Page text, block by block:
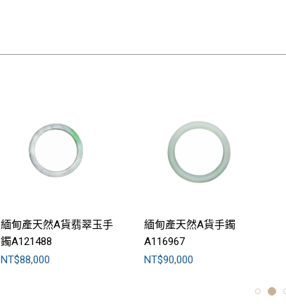
緬甸產天然A貨翡翠玉手
鐲A121488
NT$88,000
緬甸產天然A貨手鐲
A116967
NT$90,000